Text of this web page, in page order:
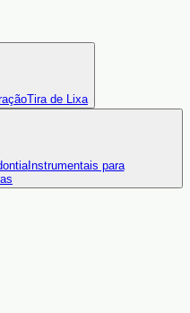
Tira de Lixa
Instrumentais para